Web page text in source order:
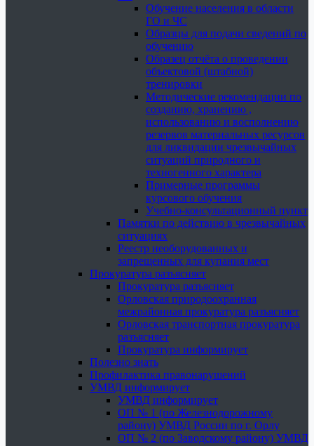
Обучение населения в области
ГО и ЧС
Образцы для подачи сведений по
обучению
Образец отчёта о проведении
объектовой (штабной)
тренировки
Методические рекомендации по
созданию, хранению ,
использованию и восполнению
резервов материальных ресурсов
для ликвидации чрезвычайных
ситуаций природного и
техногенного характера
Примерные программы
курсового обучения
Учебно-консультационный пункт
Памятки по действию в чрезвычайных
ситуациях
Реестр необорудованных и
запрещенных для купания мест
Прокуратура разъясняет
Прокуратура разъясняет
Орловская природоохранная
межрайонная прокуратура разъясняет
Орловская транспортная прокуратура
разъясняет
Прокуратура информирует
Полезно знать
Профилактика правонарушений
УМВД информирует
УМВД информирует
ОП № 1 (по Железнодорожному
району) УМВД России по г. Орлу
ОП № 2 (по Заводскому району) УМВД